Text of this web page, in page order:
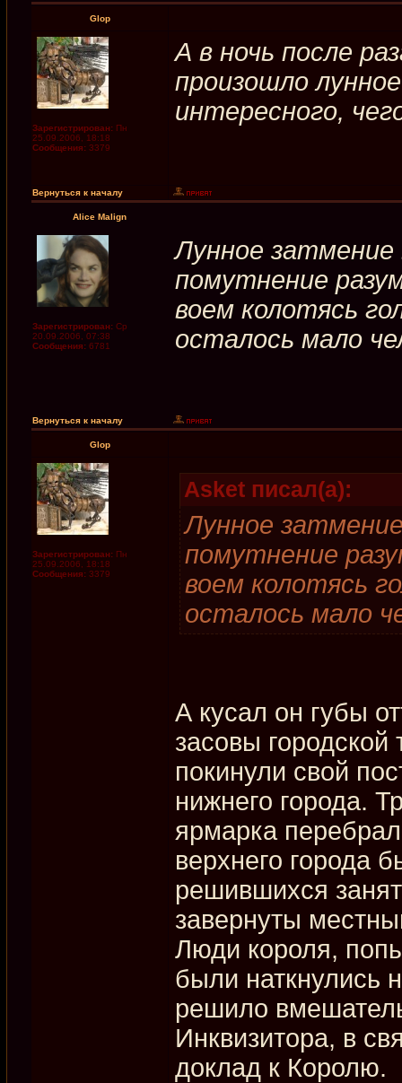
Glop
Зарегистрирован: Пн
25.09.2006, 18:18
Сообщения: 3379
А в ночь после
произошло
интересного,
Вернуться к началу
Alice Malign
Зарегистрирован: Ср
20.09.2006, 07:38
Сообщения: 6781
Лунное затмение
помутнение
воем колотясь
осталось мало
Вернуться к началу
Glop
Зарегистрирован: Пн
25.09.2006, 18:18
Сообщения: 3379
Asket писал(а):
Лунное
помутнение
воем колотясь
осталось мало
А кусал он губы
засовы
покинули свой
нижнего города.
ярмарка
верхнего города
решившихся
завернуты
Люди короля,
были наткнулись
решило
Инквизитора, в
доклад к Королю.